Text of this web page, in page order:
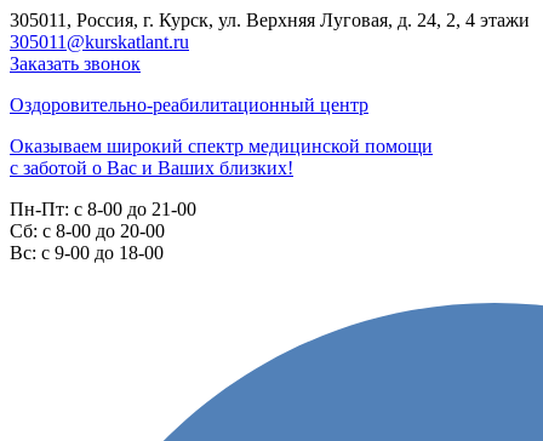
305011, Россия, г. Курск, ул. Верхняя Луговая, д. 24, 2, 4 этажи
305011@kurskatlant.ru
Заказать звонок
Оздоровительно-реабилитационный центр
Оказываем широкий спектр медицинской помощи
с заботой о Вас и Ваших близких!
Пн-Пт: с 8-00 до 21-00
Cб: с 8-00 до 20-00
Вс: с 9-00 до 18-00